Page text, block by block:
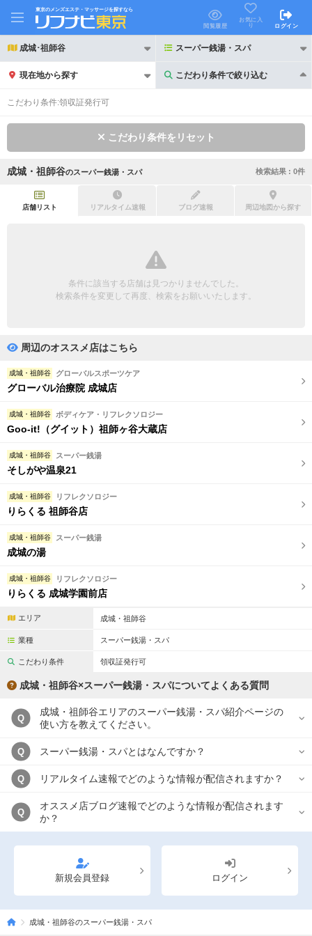
東京のメンズエステ・マッサージを探すなら
閲覧履歴
お気に入
り
ログイン
成城･祖師谷 スーパー銭湯・スパ
現在地から探す こだわり条件で絞り込む
こだわり条件で絞り込む
初回割引あり リピーター割引あり
団体様歓迎
ペアルームあり
フットバスあり
日本人スタッフのみ
スタッフ指名可
こだわり条件:領収証発行可
こだわり条件をリセット
成城・祖師谷のスーパー銭湯・スパ 検索結果 : 0件
店舗リスト リアルタイム速報 ブログ速報 周辺地図から探す
条件に該当する店舗は見つかりませんでした。
検索条件を変更して再度、検索をお願いいたします。
周辺のオススメ店はこちら
成城・祖師谷 グローバルスポーツケア
グローバル治療院 成城店
成城・祖師谷 ボディケア・リフレクソロジー
Goo-it!（グイット）祖師ヶ谷大蔵店
成城・祖師谷 スーパー銭湯
そしがや温泉21
成城・祖師谷 リフレクソロジー
りらくる 祖師谷店
成城・祖師谷 スーパー銭湯
成城の湯
成城・祖師谷 リフレクソロジー
りらくる 成城学園前店
エリア 成城・祖師谷
業種 スーパー銭湯・スパ
こだわり条件 領収証発行可
成城・祖師谷×スーパー銭湯・スパについてよくある質問
Q
成城・祖師谷エリアのスーパー銭湯・スパ紹介ページの
使い方を教えてください。
Q スーパー銭湯・スパとはなんですか？
Q リアルタイム速報でどのような情報が配信されますか？
Q
オススメ店ブログ速報でどのような情報が配信されます
か？
新規会員登録 ログイン
成城・祖師谷のスーパー銭湯・スパ